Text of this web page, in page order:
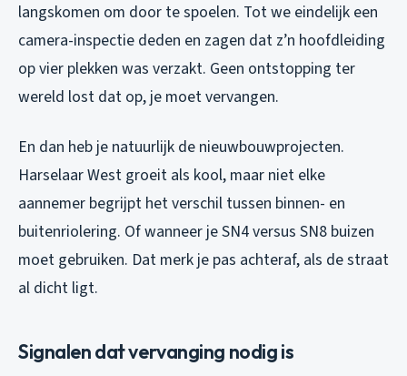
langskomen om door te spoelen. Tot we eindelijk een
camera-inspectie deden en zagen dat z’n hoofdleiding
op vier plekken was verzakt. Geen ontstopping ter
wereld lost dat op, je moet vervangen.
En dan heb je natuurlijk de nieuwbouwprojecten.
Harselaar West groeit als kool, maar niet elke
aannemer begrijpt het verschil tussen binnen- en
buitenriolering. Of wanneer je SN4 versus SN8 buizen
moet gebruiken. Dat merk je pas achteraf, als de straat
al dicht ligt.
Signalen dat vervanging nodig is